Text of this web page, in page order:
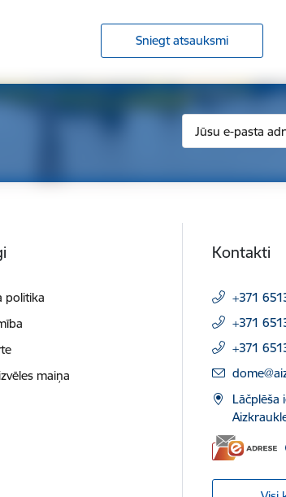
Sniegt atsauksmi
politika
maiņa
Kontakti
+371
+371
+371
E-pasts:
Lāčplēša